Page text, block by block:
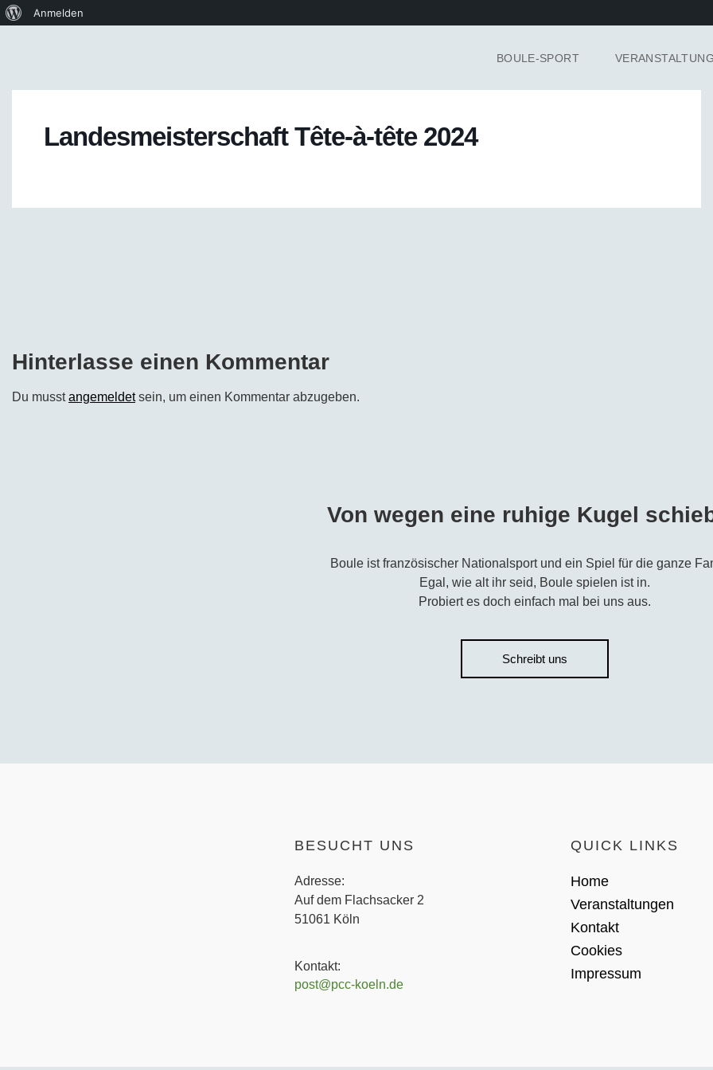
BOULE-SPORT
Landesmeisterschaft Tête-à-tête 2024
Hinterlasse einen Kommentar
Du musstangemeldetsein, um einen Kommentar abzugeben.
Von wegen eine ruhige Kugel
Boule ist französischer Nationalsport und ein Spiel für die ganze
Egal, wie alt ihr seid, Boule spielen ist in.
Probiert es doch einfach mal bei uns aus.
Schreibt uns
BESUCHT UNS
Adresse:
Auf dem Flachsacker 2
51061 Köln​
Kontakt:
post@pcc-koeln.de
QUICK LINKS
Home
Veranstaltungen
Kontakt
Cookies
Impressum
Anmelden